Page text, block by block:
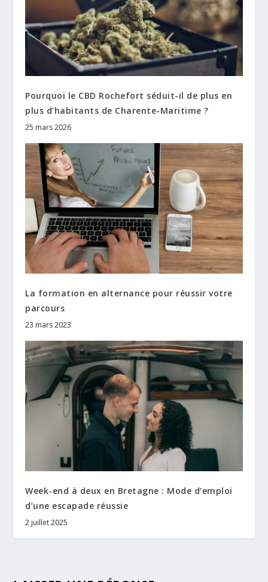
Pourquoi le CBD Rochefort séduit-il de plus en
plus d’habitants de Charente-Maritime ?
25 mars 2026
La formation en alternance pour réussir votre
parcours
23 mars 2023
Week-end à deux en Bretagne : Mode d’emploi
d’une escapade réussie
2 juillet 2025